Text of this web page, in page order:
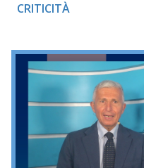
CRITICITÀ